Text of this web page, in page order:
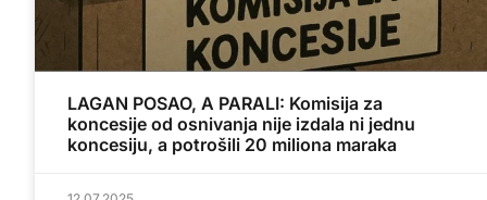
LAGAN POSAO, A PARALI: Komisija za
koncesije od osnivanja nije izdala ni jednu
koncesiju, a potrošili 20 miliona maraka